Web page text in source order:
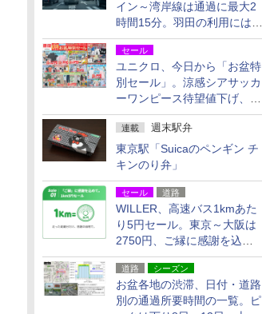
イン～湾岸線は通過に最大2
時間15分。羽田の利用には
「空港西出口」の利用検討を
セール
ユニクロ、今日から「お盆特
別セール」。涼感シアサッカ
ーワンピース待望値下げ、撥
水ギアショーツは1990円に
連載 週末駅弁
東京駅「Suicaのペンギン チ
キンのり弁」
セール 道路
WILLER、高速バス1kmあた
り5円セール。東京～大阪は
2750円、ご縁に感謝を込め
た20周年記念キャンペーン
道路 シーズン
お盆各地の渋滞、日付・道路
別の通過所要時間の一覧。ピ